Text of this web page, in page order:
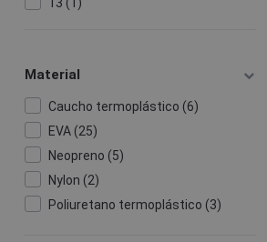
Material
Caucho termoplástico (6)
EVA (25)
Neopreno (5)
Nylon (2)
Poliuretano termoplástico (3)